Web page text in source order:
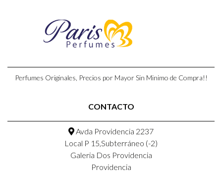
Perfumes Originales, Precios por Mayor Sin Minimo de Compra!!
CONTACTO
Avda Providencia 2237
Local P 15,Subterráneo (-2)
Galeria Dos Providencia
Providencia